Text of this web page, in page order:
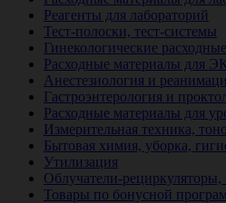
Реагенты для лабораторий
Тест-полоски, тест-системы
Гинекологические
Расходные материалы для
Анестезиология и
Гастроэнтерология и
Расходные материалы для
Измерительная техника,
Бытовая химия, уборка,
Утилизация
Облучатели-рециркуляторы,
Товары по бонусной